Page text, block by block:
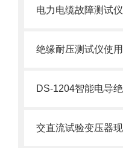
电力电缆故障测试
交直流试验变压器